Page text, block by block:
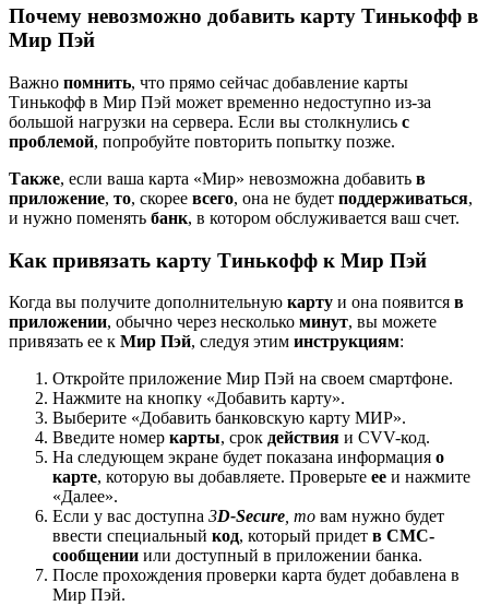
Почему невозможно добавить карту Тинькофф в
Мир Пэй
Важно помнить, что прямо сейчас добавление карты
Тинькофф в Мир Пэй может временно недоступно из-за
большой нагрузки на сервера. Если вы столкнулись с
проблемой, попробуйте повторить попытку позже.
Также, если ваша карта «Мир» невозможна добавить в
приложение, то, скорее всего, она не будет поддерживаться,
и нужно поменять банк, в котором обслуживается ваш счет.
Как привязать карту Тинькофф к Мир Пэй
Когда вы получите дополнительную карту и она появится в
приложении, обычно через несколько минут, вы можете
привязать ее к Мир Пэй, следуя этим инструкциям:
Откройте приложение Мир Пэй на своем смартфоне.
Нажмите на кнопку «Добавить карту».
Выберите «Добавить банковскую карту МИР».
Введите номер карты, срок действия и CVV-код.
На следующем экране будет показана информация о
карте, которую вы добавляете. Проверьте ее и нажмите
«Далее».
Если у вас доступна 3D-Secure , то вам нужно будет
ввести специальный код, который придет в СМС-
сообщении или доступный в приложении банка.
После прохождения проверки карта будет добавлена в
Мир Пэй.